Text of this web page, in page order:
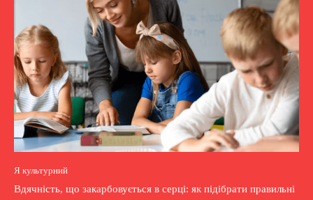
Я культурний
Вдячність, що закарбовується в серці: як підібрати правильні